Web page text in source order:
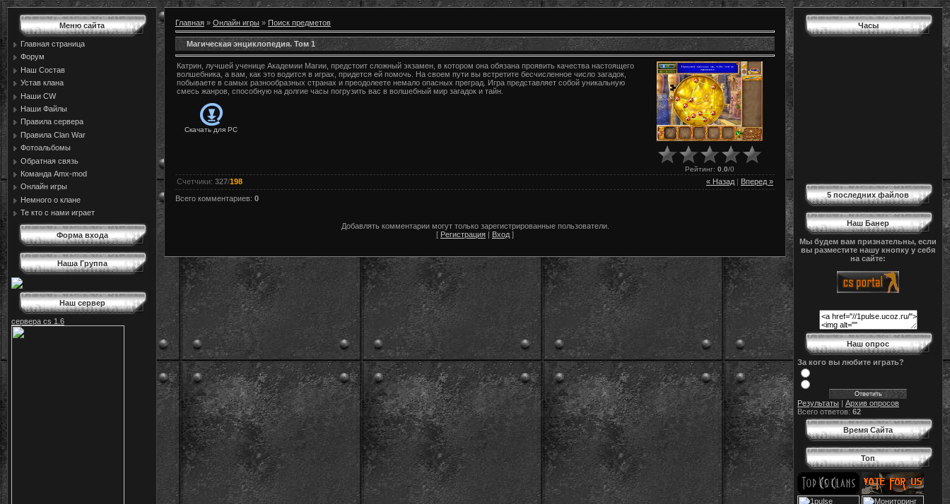
Меню сайта
Главная страница
Форум
Наш Состав
Устав клана
Наши CW
Наши Файлы
Правила сервера
Правила Сlan War
Фотоальбомы
Обратная связь
Команда Amx-mod
Онлайн игры
Немного о клане
Те кто с нами играет
Форма входа
Наша Группа
Наш сервер
сервера cs 1.6
Главная » Онлайн игры » Поиск предметов
Магическая энциклопедия. Том 1
Катрин, лучшей ученице Академии Магии, предстоит сложный экзамен, в котором она обязана проявить качества настоящего
волшебника, а вам, как это водится в играх, придется ей помочь. На своем пути вы встретите бесчисленное число загадок,
побываете в самых разнообразных странах и преодолеете немало опасных преград. Игра представляет собой уникальную
смесь жанров, способную на долгие часы погрузить вас в волшебный мир загадок и тайн.
Скачать для PC
Рейтинг: 0.0/0
« Назад Вперед »
Счетчики: 327/198
Всего комментариев: 0
Добавлять комментарии могут только зарегистрированные пользователи.
[ Регистрация Вход ]
Часы
5 последних файлов
Наш Банер
Мы будем вам признательны, если
вы разместите нашу кнопку у себя
на сайте:
Наш опрос
За кого вы любите играть?
Результаты | Архив опросов
Всего ответов: 62
Время Сайта
Топ